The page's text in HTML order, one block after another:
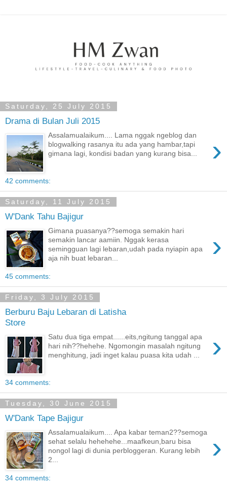
Saturday, 25 July 2015
Drama di Bulan Juli 2015
›
Assalamualaikum.... Lama nggak ngeblog dan
blogwalking rasanya itu ada yang hambar,tapi
gimana lagi, kondisi badan yang kurang bisa...
42 comments:
Saturday, 11 July 2015
W'Dank Tahu Bajigur
›
Gimana puasanya??semoga semakin hari
semakin lancar aamiin. Nggak kerasa
semingguan lagi lebaran,udah pada nyiapin apa
aja nih buat lebaran...
45 comments:
Friday, 3 July 2015
Berburu Baju Lebaran di Latisha
Store
›
Satu dua tiga empat......eits,ngitung tanggal apa
hari nih??hehehe. Ngomongin masalah ngitung
menghitung, jadi inget kalau puasa kita udah ...
34 comments:
Tuesday, 30 June 2015
W'Dank Tape Bajigur
›
Assalamualaikum.... Apa kabar teman2??semoga
sehat selalu hehehehe...maafkeun,baru bisa
nongol lagi di dunia perbloggeran. Kurang lebih
2...
34 comments: